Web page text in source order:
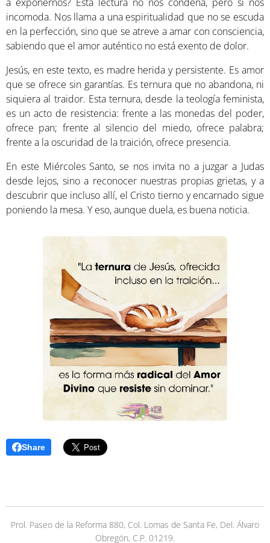
incomoda. Nos llama a una espiritualidad que no se escuda
en la perfección, sino que se atreve a amar con consciencia,
sabiendo que el amor auténtico no está exento de dolor.
Jesús, en este texto, es madre herida y persistente. Es amor
que se ofrece sin garantías. Es ternura que no abandona, ni
siquiera al traidor. Esta ternura, desde la teología feminista,
es un acto de resistencia: frente a las monedas del poder,
ofrece pan; frente al silencio del miedo, ofrece palabra;
frente a la oscuridad de la traición, ofrece presencia.
En este Miércoles Santo, se nos invita no a juzgar a Judas
desde lejos, sino a reconocer nuestras propias grietas, y a
descubrir que incluso allí, el Cristo tierno y encarnado sigue
poniendo la mesa. Y eso, aunque duela, es buena noticia.
Share
Prol. Paseo de la Reforma 880, Col. Lomas de Santa Fe, Del. Álvaro
Obregón, C.P. 01219.